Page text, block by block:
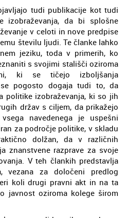
tudi publikacije kot tudi
izobraževanja, da bi splošne
v celoti in nove predpise
številu ljudi. Te članke lahko
jeziku, toda v primerih, ko
s svojimi stališči oziroma
ki se tičejo izboljšanja
se pogosto dogaja tudi to, da
politike izobraževanja, ki so jih
držav s ciljem, da prikažejo
navedenega je uspešni
za področje politike, v skladu
dolžan, da v različnih
znanstvene razprave za svoje
V teh člankih predstavlja
vezana za določeni predlog
koli drugi pravni akt in na ta
javnost oziroma kolege širom